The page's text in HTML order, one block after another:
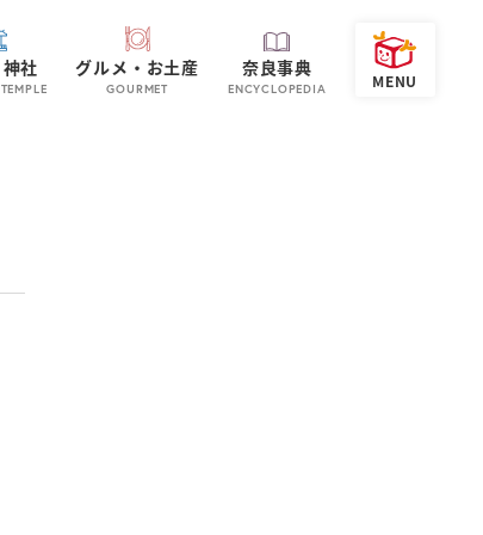
社 グルメ・お土産
GOURMET
奈良事典
ENCYCLOPEDIA